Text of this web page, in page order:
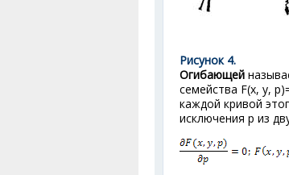
Рисунок 4.
Огибающей
семейства F(x, у,
каждой кривой
исключения р из